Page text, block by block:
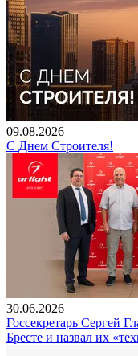
09.08.2026
С Днем Строителя!
30.06.2026
Госсекретарь Сергей
Бресте и назвал их